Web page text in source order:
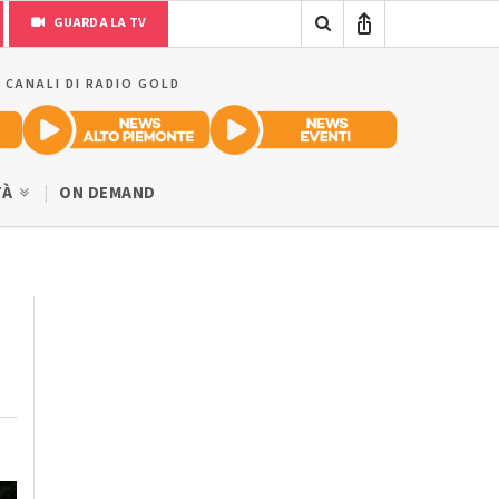
GUARDA LA TV
DI RADIO GOLD
ON DEMAND